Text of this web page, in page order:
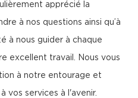
apprécié la
à nos questions ainsi qu’à
à nous guider à chaque
excellent travail. Nous vous
à notre entourage et
vos services à l'avenir.